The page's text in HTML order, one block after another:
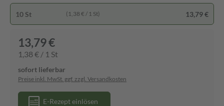
10 St (1,38 € / 1 St) 13,79 €
13,79 €
1,38 € / 1 St
sofort lieferbar
Preise inkl. MwSt. ggf. zzgl. Versandkosten
E-Rezept einlösen